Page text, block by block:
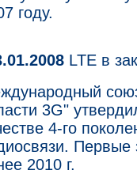
году.
LTE в
3G"
4-го
Первые
2010 г.